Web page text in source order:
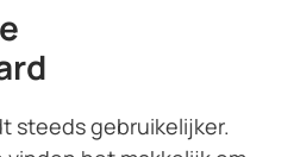
steeds gebruikelijker.